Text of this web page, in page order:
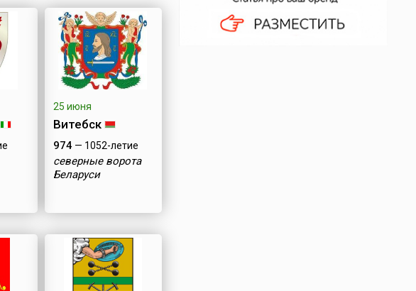
25 июня
Витебск
974— 1052-летие
северные ворота
Беларуси